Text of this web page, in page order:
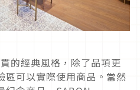
的經典風格，除了品項更
區可以實際使用商品。當然